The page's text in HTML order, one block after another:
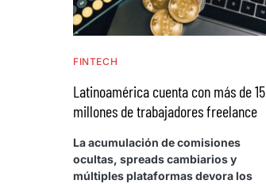
FINTECH
Latinoamérica cuenta con más de 15
millones de trabajadores freelance
La acumulación de comisiones
ocultas, spreads cambiarios y
múltiples plataformas devora los